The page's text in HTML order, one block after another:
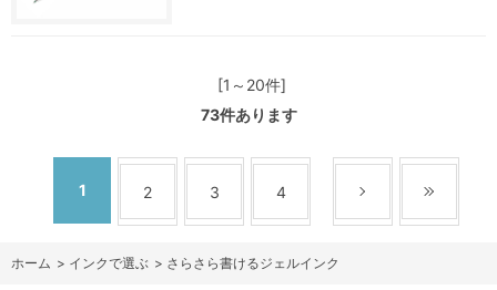
[1～20件]
73件あります
1 2 3 4
ホーム > インクで選ぶ > さらさら書けるジェルインク